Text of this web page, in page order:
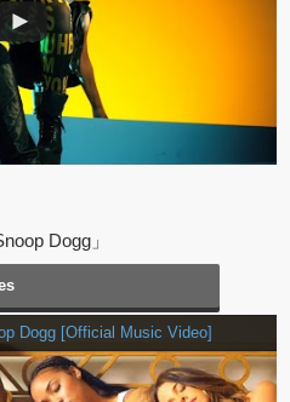
Dogg」
Dogg [Official Music Video]